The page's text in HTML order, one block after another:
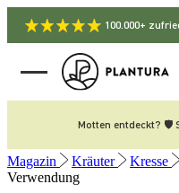
100.000+
Motten entdeckt? 🛡️
Magazin Kräuter Kresse
Verwendung